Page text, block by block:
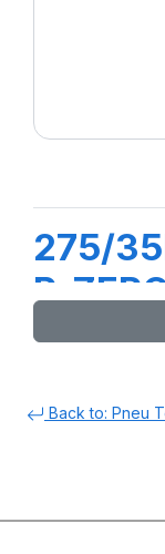
275/
P-
Back to: Pneu